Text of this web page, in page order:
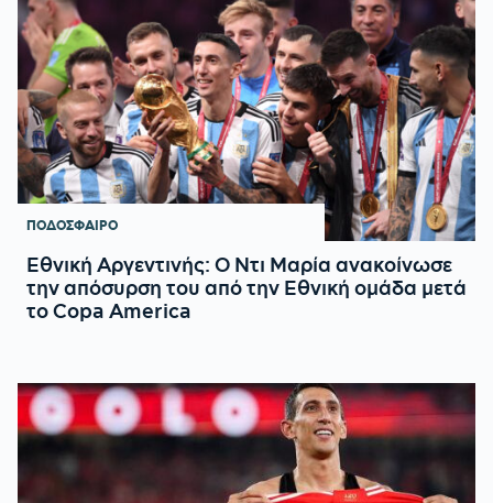
ΠΟΔΟΣΦΑΙΡΟ
Εθνική Αργεντινής: Ο Ντι Μαρία ανακοίνωσε
την απόσυρση του από την Εθνική ομάδα μετά
το Copa America